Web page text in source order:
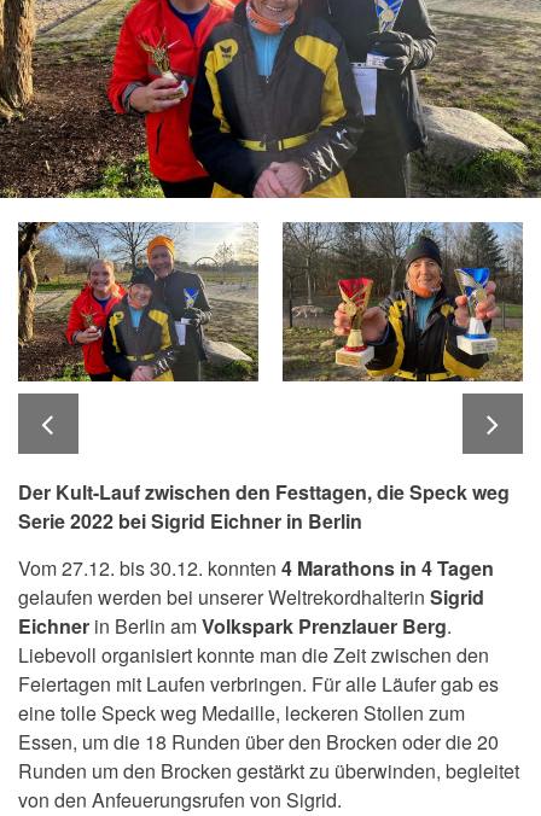
Der Kult-Lauf zwischen den Festtagen, die Speck weg
Serie 2022 bei Sigrid Eichner in Berlin
Vom 27.12. bis 30.12. konnten 4 Marathons in 4 Tagen
gelaufen werden bei unserer Weltrekordhalterin Sigrid
Eichner in Berlin amVolkspark Prenzlauer Berg.
Liebevoll organisiert konnte man die Zeit zwischen den
Feiertagen mit Laufen verbringen. Für alle Läufer gab es
eine tolle Speck weg Medaille, leckeren Stollen zum
Essen, um die 18 Runden über den Brocken oder die 20
Runden um den Brocken gestärkt zu überwinden, begleitet
von den Anfeuerungsrufen von Sigrid.